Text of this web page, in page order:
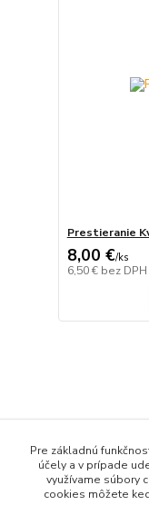
Prestieranie
8,00 €/ks
6,50 € bez DPH
Obsah webovej
Pre základnú
účely a v prípade
využívame súbory
cookies môžete